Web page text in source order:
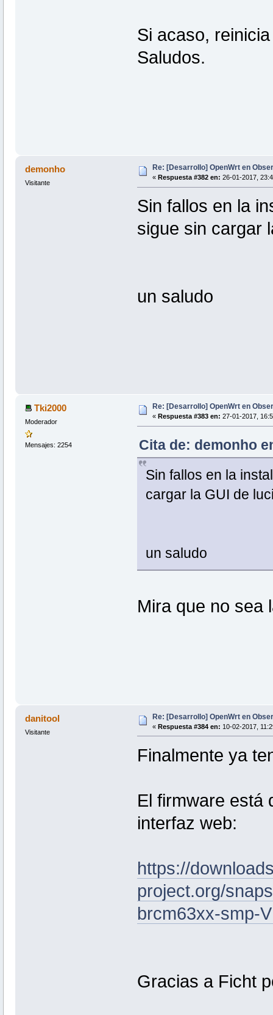
Si acaso,
Saludos.
demonho
Visitante
Re: [Desarrollo] OpenWrt en
« Respuesta #382 en: 26-01-2017,
Sin fallos en la
sigue sin cargar
un saludo
Tki2000
Moderador
Mensajes: 2254
Re: [Desarrollo] OpenWrt en
« Respuesta #383 en: 27-01-2017,
Cita de: demonho
Sin fallos en la
cargar la GUI de
un saludo
Mira que no sea
danitool
Visitante
Re: [Desarrollo] OpenWrt en
« Respuesta #384 en: 10-02-2017,
Finalmente ya
El firmware está
interfaz web:
https://
project.org/
brcm63xx-smp-
Gracias a Ficht